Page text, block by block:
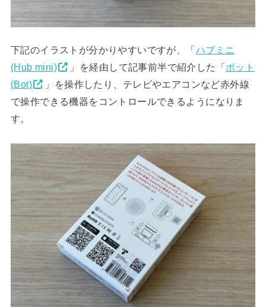
下記のイラストが分かりやすいですが、「 ハブミニ
(Hub mini)
」を経由して記事前半で紹介した「 ボット
(Bot)
」を操作したり、テレビやエアコンなど赤外線
で操作できる機器をコントロールできるようになりま
す。